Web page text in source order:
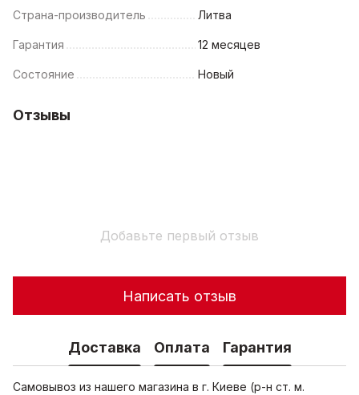
Страна-производитель Литва
Гарантия 12 месяцев
Состояние Новый
Отзывы
Добавьте первый отзыв
Написать отзыв
Доставка Оплата Гарантия
Самовывоз из нашего магазина в г. Киеве (р-н ст. м.